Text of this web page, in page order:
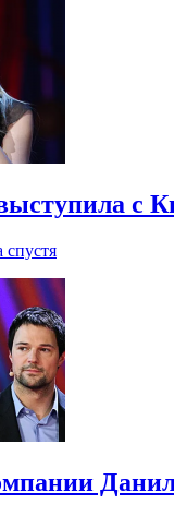
с
спустя